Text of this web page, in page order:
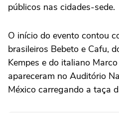
públicos nas cidades-sede.
O início do evento contou
brasileiros Bebeto e Cafu,
Kempes e do italiano
apareceram no Auditório
México carregando a taça